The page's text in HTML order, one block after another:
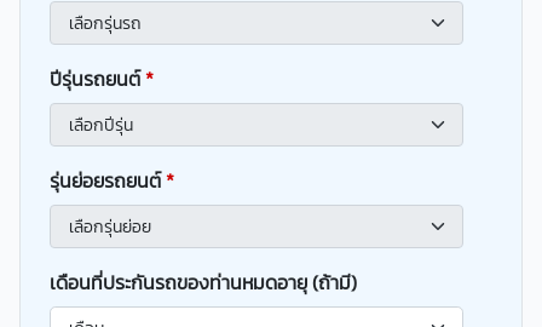
ปีรุ่นรถยนต์*
รุ่นย่อยรถยนต์*
เดือนที่ประกันรถของท่านหมดอายุ (ถ้ามี)